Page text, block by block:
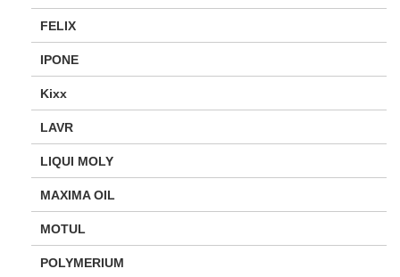
FELIX
IPONE
Kixx
LAVR
LIQUI MOLY
MAXIMA OIL
MOTUL
POLYMERIUM